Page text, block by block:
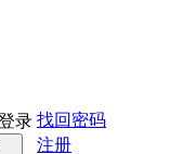
录 找回密码
注册